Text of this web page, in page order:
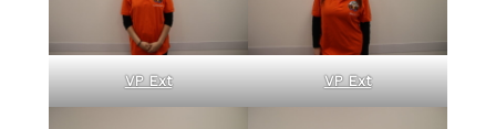
VP Ext VP Ext